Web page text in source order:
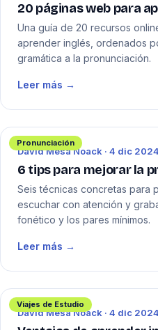
20 páginas web para
Una guía de 20 recursos
aprender inglés, ordenados
gramática a la pronunciación.
Leer más →
Pronunciación
David Mesa Noack · 4 dic 2024
6 tips para mejorar la
Seis técnicas concretas para
escuchar con atención y
fonético y los pares mínimos.
Leer más →
Viajes de Estudio
David Mesa Noack · 4 dic 2024